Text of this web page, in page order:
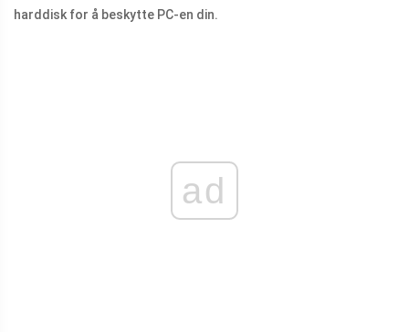
harddisk for å beskytte PC-en din.
ad